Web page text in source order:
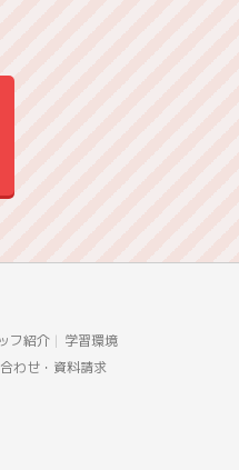
フ紹介
学習環境
わせ・資料請求